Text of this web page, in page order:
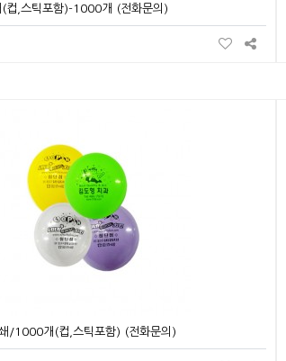
(컵,스틱포함)-1000개 (전화문의)
/1000개(컵,스틱포함) (전화문의)